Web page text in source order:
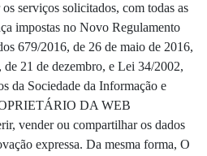
serviços solicitados, com todas as
impostas no Novo Regulamento
679/2016, de 26 de maio de 2016,
21 de dezembro, e Lei 34/2002,
da Sociedade da Informação e
DA WEB
vender ou compartilhar os dados
expressa. Da mesma forma, O